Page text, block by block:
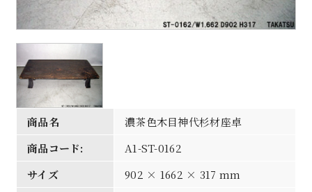
商品名
濃茶色木目神代杉材座卓
商品コード:
A1-ST-0162
サイズ
902 × 1662 × 317 mm